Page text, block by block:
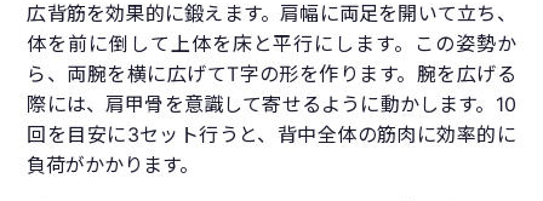
広背筋を効果的に鍛えます。肩幅に両足を開いて立ち、
体を前に倒して上体を床と平行にします。この姿勢か
ら、両腕を横に広げてT字の形を作ります。腕を広げる
際には、肩甲骨を意識して寄せるように動かします。10
回を目安に3セット行うと、背中全体の筋肉に効率的に
負荷がかかります。